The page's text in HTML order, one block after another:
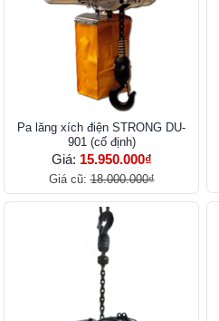
Pa lăng xích điện STRONG DU-
901 (cố định)
Giá: 15.950.000₫
Giá cũ:18.000.000₫